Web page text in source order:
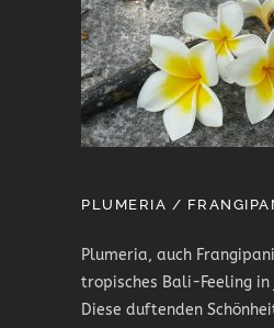
PLUMERIA /
Plumeria, auch
tropisches Bali-Feeling in
Diese duftenden